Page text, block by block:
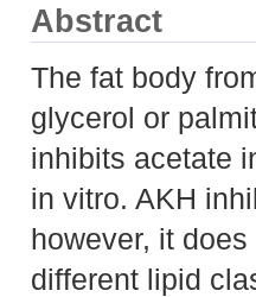
Abstract
The fat body
glycerol or
inhibits acetate
in vitro. AKH
however, it
different lipid